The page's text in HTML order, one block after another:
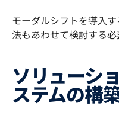
モーダルシフトを導入
法もあわせて検討する必
ソリューション② 共同配送シ
ステムの構